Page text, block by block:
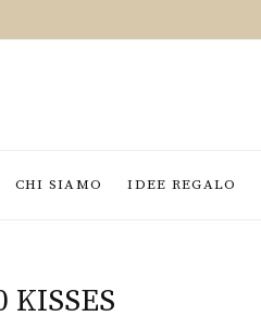
CHI SIAMO IDEE REGALO
KISSES